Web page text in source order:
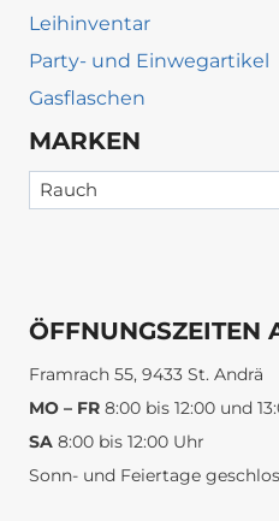
Leihinventar
Party- und Einwegartikel
Gasflaschen
MARKEN
ÖFFNUNGSZEITEN
Framrach 55, 9433 St. Andrä
MO – FR 8:00 bis 12:00 und
SA 8:00 bis 12:00 Uhr
Sonn- und Feiertage